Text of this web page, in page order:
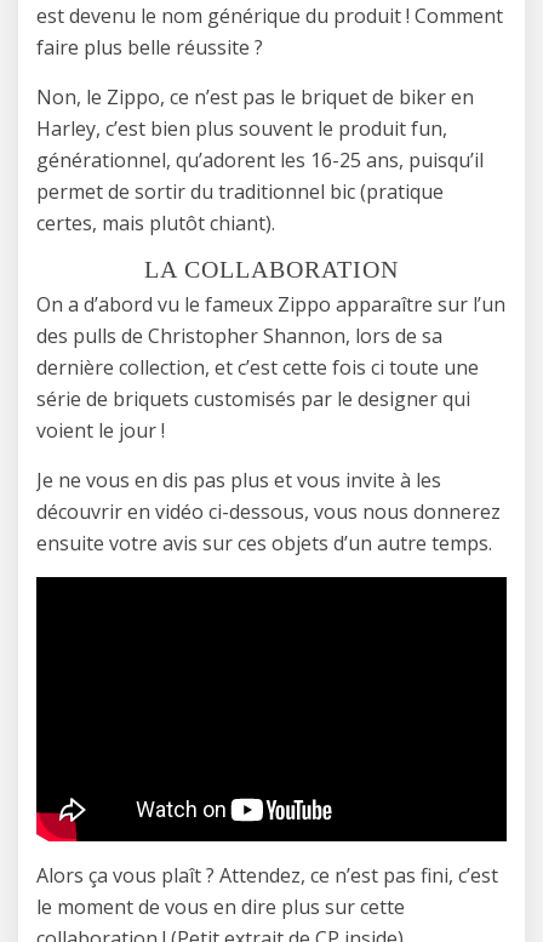
est devenu le nom générique du produit ! Comment
faire plus belle réussite ?
Non, le Zippo, ce n’est pas le briquet de biker en
Harley, c’est bien plus souvent le produit fun,
générationnel, qu’adorent les 16-25 ans, puisqu’il
permet de sortir du traditionnel bic (pratique
certes, mais plutôt chiant).
LA COLLABORATION
On a d’abord vu le fameux Zippo apparaître sur l’un
des pulls de Christopher Shannon, lors de sa
dernière collection, et c’est cette fois ci toute une
série de briquets customisés par le designer qui
voient le jour !
Je ne vous en dis pas plus et vous invite à les
découvrir en vidéo ci-dessous, vous nous donnerez
ensuite votre avis sur ces objets d’un autre temps.
Alors ça vous plaît ? Attendez, ce n’est pas fini, c’est
le moment de vous en dire plus sur cette